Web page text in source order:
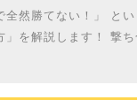
全然勝てない！」 と
」を解説します！ 撃